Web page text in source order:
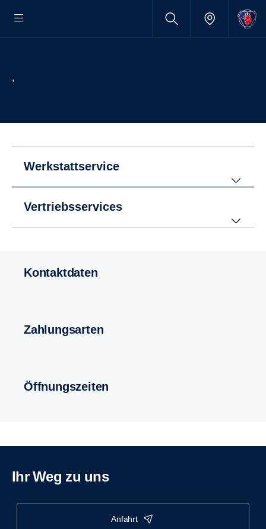
,
Werkstattservice
Vertriebsservices
Kontakt­daten
Zahlungs­arten
Öffnungs­zeiten
Ihr Weg zu uns
anfahrt